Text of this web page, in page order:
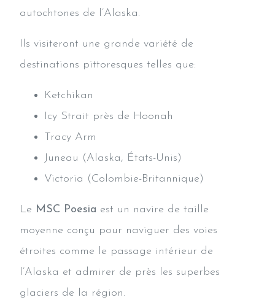
autochtones de l’Alaska.
Ils visiteront une grande variété de
destinations pittoresques telles que:
Ketchikan
Icy Strait près de Hoonah
Tracy Arm
Juneau (Alaska, États-Unis)
Victoria (Colombie-Britannique)
Le MSC Poesia est un navire de taille
moyenne conçu pour naviguer des voies
étroites comme le passage intérieur de
l’Alaska et admirer de près les superbes
glaciers de la région.